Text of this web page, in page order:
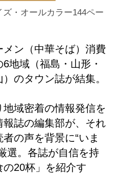
・オールカラー144ペー
ン（中華そば）消費
地域（福島・山形・
のタウン誌が結集。
域密着の情報発信を
誌の編集部が、それ
の声を背景に“いま
選。各誌が自信を持
の20杯」を紹介す